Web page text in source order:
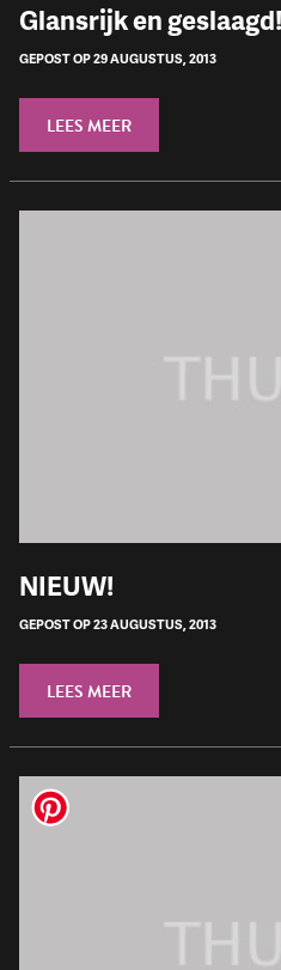
Glansrijk en geslaagd!
GEPOST OP 29 AUGUSTUS, 2013
LEES MEER
NIEUW!
GEPOST OP 23 AUGUSTUS, 2013
LEES MEER